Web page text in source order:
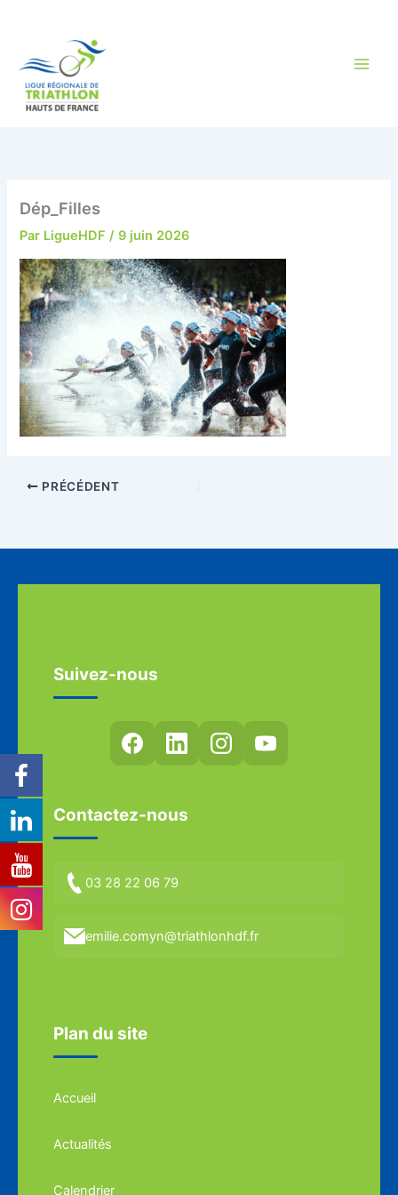
Dép_Filles
Par LigueHDF/9 juin 2026
PRÉCÉDENT
Suivez-nous
Contactez-nous
03 28 22 06 79
emilie.comyn@triathlonhdf.fr
Plan du site
Accueil
Actualités
Calendrier